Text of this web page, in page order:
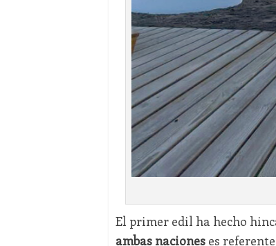
El primer edil ha hecho
ambas nacioneses